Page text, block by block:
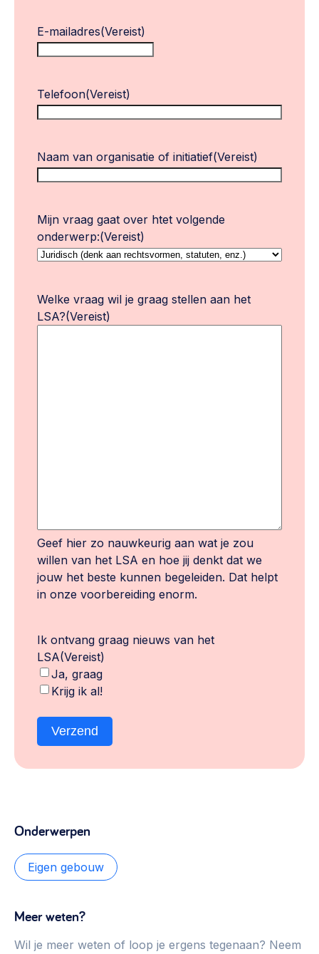
E-mailadres(Vereist)
Telefoon(Vereist)
Naam van organisatie of initiatief(Vereist)
Mijn vraag gaat over htet volgende
onderwerp:(Vereist)
Welke vraag wil je graag stellen aan het
LSA?(Vereist)
Geef hier zo nauwkeurig aan wat je zou
willen van het LSA en hoe jij denkt dat we
jouw het beste kunnen begeleiden. Dat helpt
in onze voorbereiding enorm.
Ik ontvang graag nieuws van het
LSA(Vereist)
Ja, graag
Krijg ik al!
Verzend
Onderwerpen
Eigen gebouw
Meer weten?
Wil je meer weten of loop je ergens tegenaan? Neem